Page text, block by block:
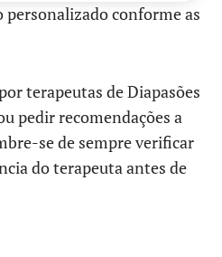
conforme as
terapeutas de Diapasões
pedir recomendações a
se de sempre verificar
do terapeuta antes de